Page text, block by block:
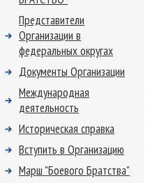
Представители
Организации в
федеральных округах
Документы Организации
Международная
деятельность
Историческая справка
Вступить в Организацию
Марш "Боевого Братства"